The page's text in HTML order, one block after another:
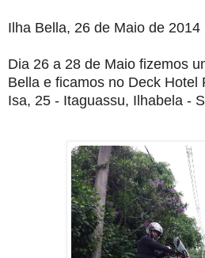
Ilha Bella, 26 de Maio de 2014
Dia 26 a 28 de Maio fizemos
Bella e ficamos no Deck Hotel
Isa, 25 - Itaguassu, Ilhabela -